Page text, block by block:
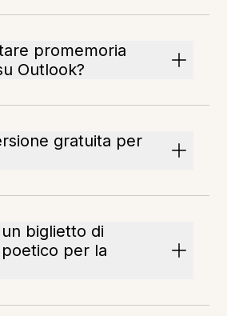
promemoria
Outlook?
gratuita per
biglietto di
per la